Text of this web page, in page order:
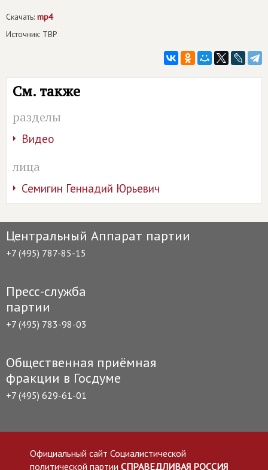
Скачать: mp4
Источник: ТВР
См. также
разделы
Видео
лица
Семигин Геннадий Юрьевич
Центральный Аппарат партии
+7 (495) 787-85-15
Пресс-служба
партии
+7 (495) 783-98-03
Общественная приёмная
фракции в Госдуме
+7 (495) 629-61-01
Официальный сайт Социалистической
политической партии СПРАВЕДЛИВАЯ РОССИЯ